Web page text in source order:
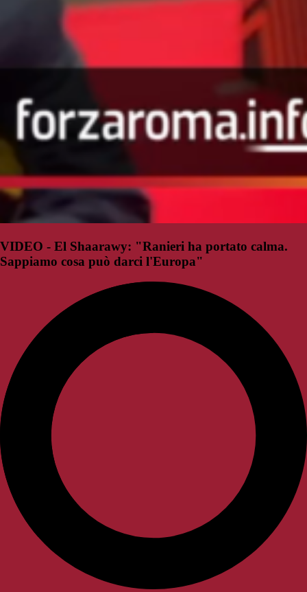
VIDEO - El Shaarawy: "Ranieri ha portato calma.
Sappiamo cosa può darci l'Europa"